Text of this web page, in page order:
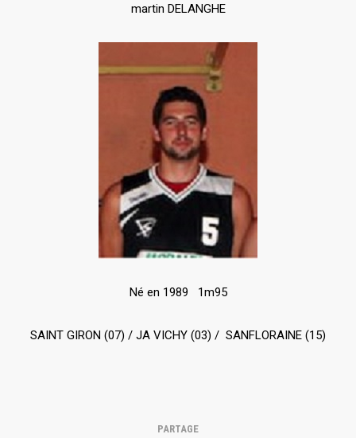
martin DELANGHE
Né en 1989 1m95
SAINT GIRON (07) / JA VICHY (03) / SANFLORAINE (15)
PARTAGE